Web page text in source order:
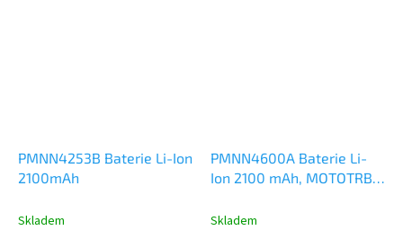
PMNN4253B Baterie Li-Ion
2100mAh
Skladem
PMNN4600A Baterie Li-
Ion 2100 mAh, MOTOTRBO
Skladem